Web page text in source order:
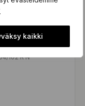
kaikki
102 R N